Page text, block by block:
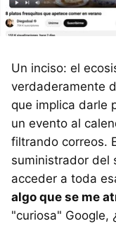
Un inciso: el
verdaderamente
que implica darle
un evento al
filtrando correos.
suministrador del
acceder a toda
algo que se me
"curiosa" Google,